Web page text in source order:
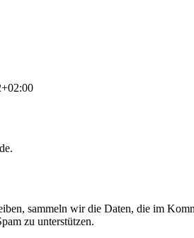
sammeln wir die Daten, die im
zu unterstützen.